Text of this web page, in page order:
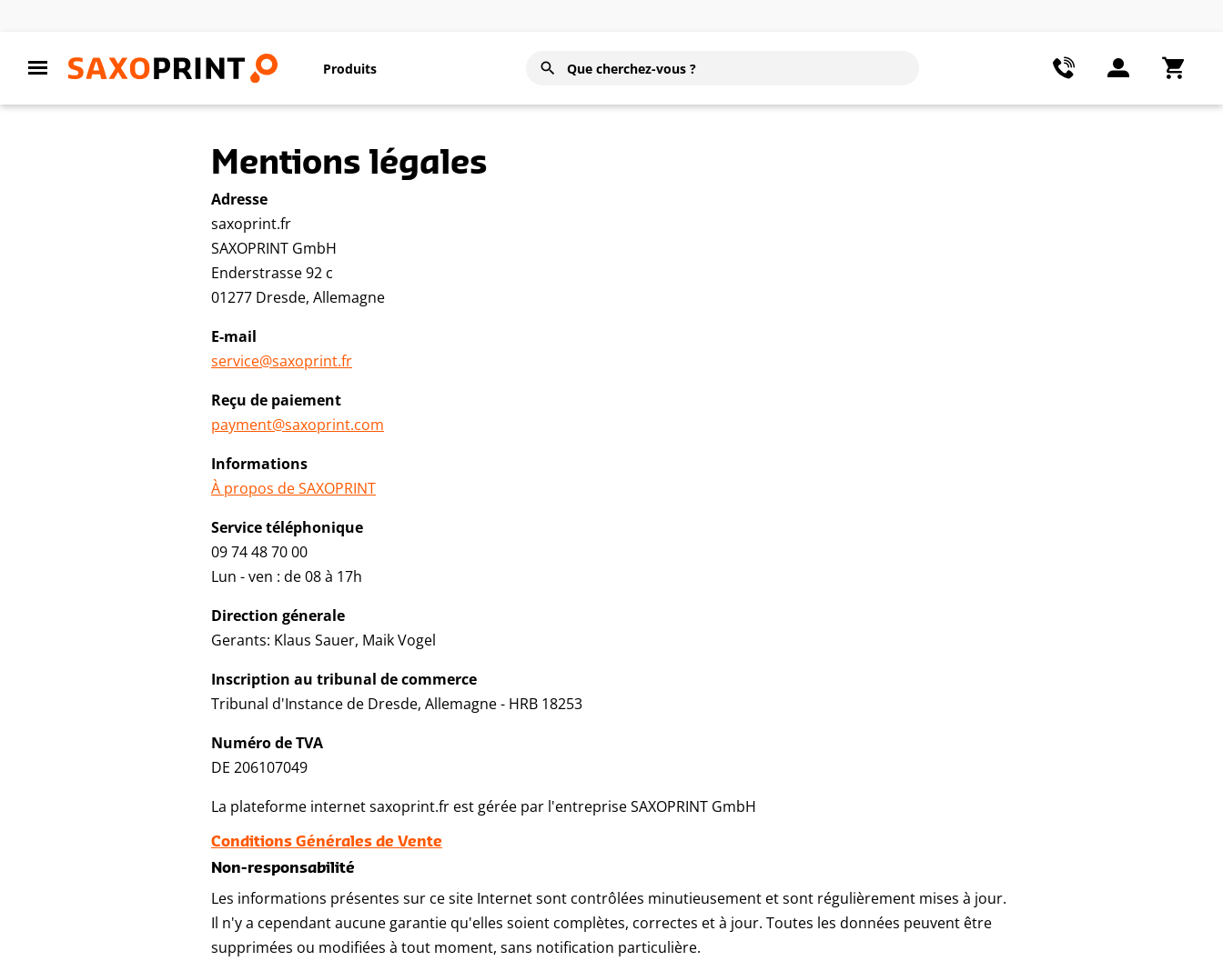
Produits
Mentions légales
Adresse
saxoprint.fr
SAXOPRINT GmbH
Enderstrasse 92 c
01277 Dresde, Allemagne
E-mail
service@saxoprint.fr
Reçu de paiement
payment@saxoprint.com
Informations
À propos de SAXOPRINT
Service téléphonique
09 74 48 70 00
Lun - ven : de 08 à 17h
Direction génerale
Gerants: Klaus Sauer, Maik Vogel
Inscription au tribunal de commerce
Tribunal d'Instance de Dresde, Allemagne - HRB 18253
Numéro de TVA
DE 206107049
La plateforme internet saxoprint.fr est gérée par l'entreprise SAXOPRINT GmbH
Conditions Générales de Vente
Non-responsabilité
Les informations présentes sur ce site Internet sont contrôlées minutieusement et sont régulièrement mises à jour.
Il n'y a cependant aucune garantie qu'elles soient complètes, correctes et à jour. Toutes les données peuvent être
supprimées ou modifiées à tout moment, sans notification particulière.